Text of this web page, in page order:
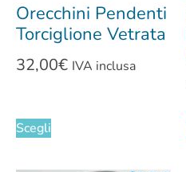
Orecchini Pendenti
Torciglione Vetrata
32,00€ IVA inclusa
Scegli